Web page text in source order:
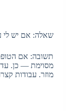
שאלה: אם יש לי
תשובה: אם
מסוימת — כן.
מוזר. עבודות